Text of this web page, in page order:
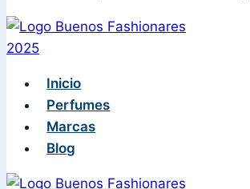
Inicio
Perfumes
Marcas
Blog